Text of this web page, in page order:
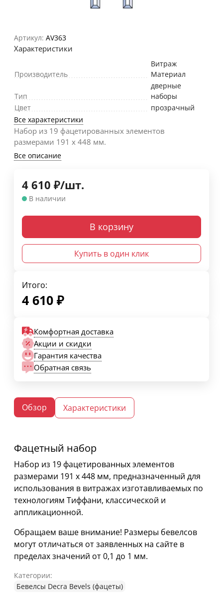
Артикул: AV363
Характеристики
Производитель
Витраж
Материал
Тип
дверные
наборы
Цвет
прозрачный
Все характеристики
Набор из 19 фацетированных элементов
размерами 191 х 448 мм.
Все описание
4 610 ₽/шт.
В наличии
В корзину
Купить в один клик
Итого:
4 610 ₽
Комфортная доставка
Акции и скидки
Гарантия качества
Обратная связь
Обзор Характеристики
Фацетный набор
Набор из 19 фацетированных элементов
размерами 191 х 448 мм, предназначенный для
использования в витражах изготавливаемых по
технологиям Тиффани, классической и
аппликационной.
Обращаем ваше внимание! Размеры бевелсов
могут отличаться от заявленных на сайте в
пределах значений от 0,1 до 1 мм.
Категории:
Бевелсы Decra Bevels (фацеты)